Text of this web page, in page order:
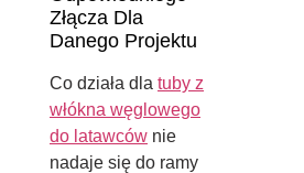
Złącza Dla
Danego Projektu
Co działa dla tuby z
włókna węglowego
do latawców nie
nadaje się do ramy